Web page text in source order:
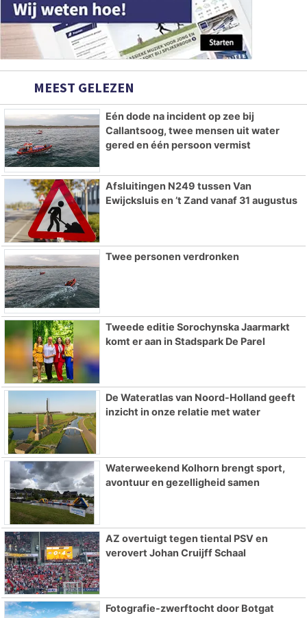
MEEST GELEZEN
Eén dode na incident op zee bij
Callantsoog, twee mensen uit water
gered en één persoon vermist
Afsluitingen N249 tussen Van
Ewijcksluis en ’t Zand vanaf 31 augustus
Twee personen verdronken
Tweede editie Sorochynska Jaarmarkt
komt er aan in Stadspark De Parel
De Wateratlas van Noord-Holland geeft
inzicht in onze relatie met water
Waterweekend Kolhorn brengt sport,
avontuur en gezelligheid samen
AZ overtuigt tegen tiental PSV en
verovert Johan Cruijff Schaal
Fotografie-zwerftocht door Botgat